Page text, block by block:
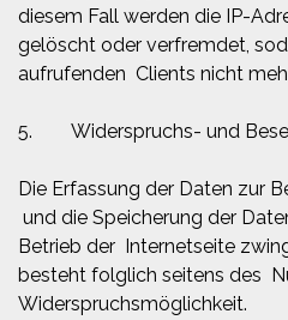
diesem Fall werden die IP-
gelöscht oder verfremdet,
aufrufenden Clients nicht
5. Widerspruchs- und
Die Erfassung der Daten zur
und die Speicherung der
Betrieb der Internetseite
besteht folglich seitens des
Widerspruchsmöglichkeit.